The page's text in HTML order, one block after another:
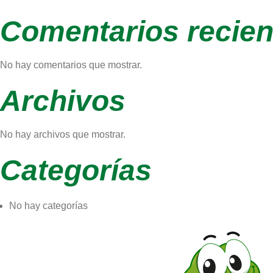
Comentarios
No hay comentarios que mostrar.
Archivos
No hay archivos que mostrar.
Categorías
No hay categorías